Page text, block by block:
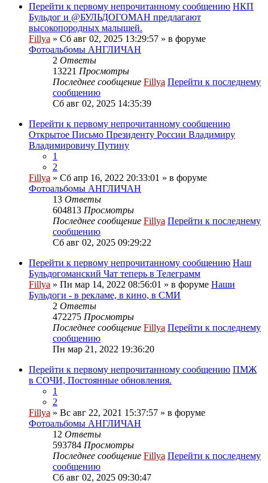
Перейти к первому непрочитанному сообщению НКП
Бульдог и @БУЛЬДОГОМАН предлагают
высокопородных малышей.
Fillya » Сб авг 02, 2025 13:29:57 » в форуме
Фотоальбомы АНГЛИЧАН
2 Ответы
13221 Просмотры
Последнее сообщение Fillya Перейти к последнему
сообщению
Сб авг 02, 2025 14:35:39
Перейти к первому непрочитанному сообщению
Открытое Письмо Президенту России Владимиру
Владимировичу Путину
1
2
Fillya » Сб апр 16, 2022 20:33:01 » в форуме
Фотоальбомы АНГЛИЧАН
13 Ответы
604813 Просмотры
Последнее сообщение Fillya Перейти к последнему
сообщению
Сб авг 02, 2025 09:29:22
Перейти к первому непрочитанному сообщению Наш
Бульдогоманский Чат теперь в Телеграмм
Fillya » Пн мар 14, 2022 08:56:01 » в форуме Наши
Бульдоги - в рекламе, в кино, в СМИ
2 Ответы
472275 Просмотры
Последнее сообщение Fillya Перейти к последнему
сообщению
Пн мар 21, 2022 19:36:20
Перейти к первому непрочитанному сообщению ПМЖ
в СОЧИ, Постоянные обновления.
1
2
Fillya » Вс авг 22, 2021 15:37:57 » в форуме
Фотоальбомы АНГЛИЧАН
12 Ответы
593784 Просмотры
Последнее сообщение Fillya Перейти к последнему
сообщению
Сб авг 02, 2025 09:30:47